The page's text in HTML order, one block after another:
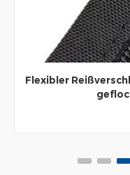
Flexibler